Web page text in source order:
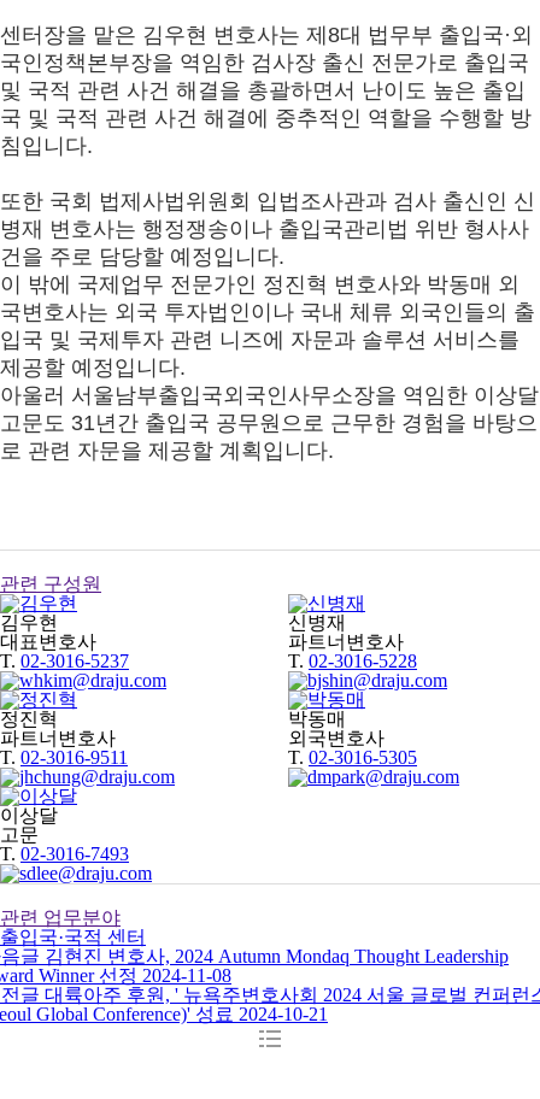
센터장을 맡은 김우현 변호사는 제8대 법무부 출입국·외
국인정책본부장을 역임한 검사장 출신 전문가로 출입국
및 국적 관련 사건 해결을 총괄하면서 난이도 높은 출입
국 및 국적 관련 사건 해결에 중추적인 역할을 수행할 방
침입니다.
또한 국회 법제사법위원회 입법조사관과 검사 출신인 신
병재 변호사는 행정쟁송이나 출입국관리법 위반 형사사
건을 주로 담당할 예정입니다.
이 밖에 국제업무 전문가인 정진혁 변호사와 박동매 외
국변호사는 외국 투자법인이나 국내 체류 외국인들의 출
입국 및 국제투자 관련 니즈에 자문과 솔루션 서비스를
제공할 예정입니다.
아울러 서울남부출입국외국인사무소장을 역임한 이상달
고문도 31년간 출입국 공무원으로 근무한 경험을 바탕으
로 관련 자문을 제공할 계획입니다.
관련 구성원
김우현
대표변호사
T. 02-3016-5237
신병재
파트너변호사
T. 02-3016-5228
정진혁
파트너변호사
T. 02-3016-9511
박동매
외국변호사
T. 02-3016-5305
이상달
고문
T. 02-3016-7493
관련 업무분야
출입국·국적 센터
글 김현진 변호사, 2024 Autumn Mondaq Thought Leadership
Winner 선정 2024-11-08
글 대륙아주 후원, ' 뉴욕주변호사회 2024 서울 글로벌 컨퍼런
Global Conference)' 성료 2024-10-21